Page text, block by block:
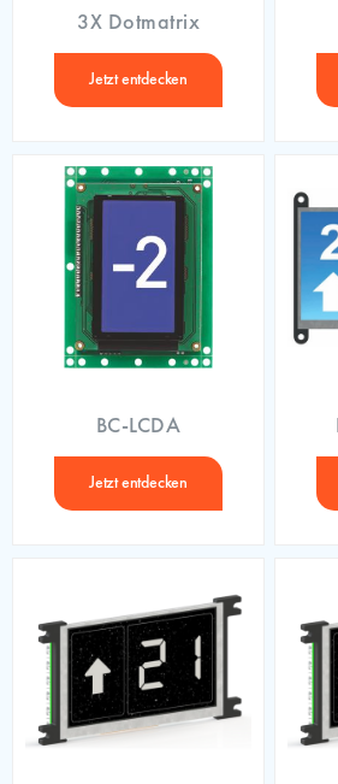
3X Dotmatrix
Jetzt entdecken
BC-LCDA
Jetzt entdecken